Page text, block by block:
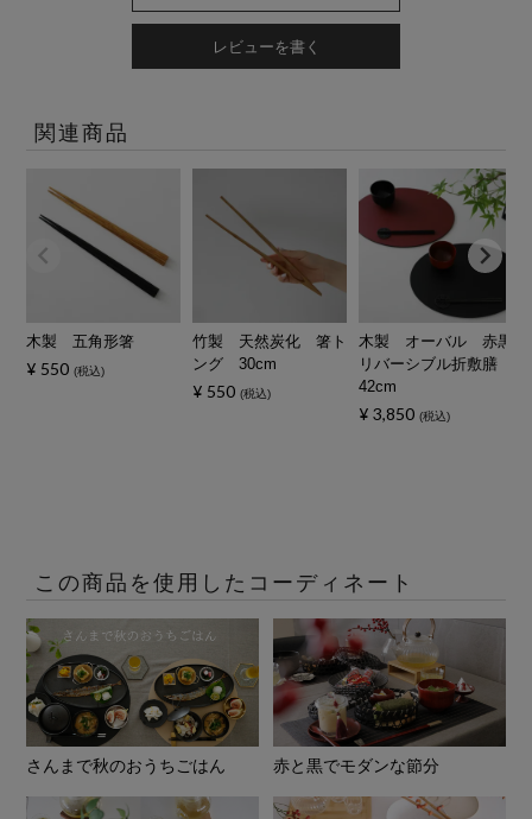
レビューを書く
関連商品
木製 五角形箸
¥ 550 税込
竹製 天然炭化 箸ト
ング 30cm
¥ 550 税込
木製 オーバル 赤黒
リバーシブル折敷膳
42cm
¥ 3,850 税込
この商品を使用したコーディネート
さんまで秋のおうちごはん 赤と黒でモダンな節分